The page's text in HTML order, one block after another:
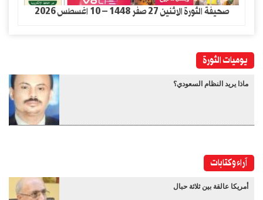
صحيفة الثورة الاثنين 27 صفر 1448 – 10 اغسطس 2026
يوميات الثورة
ماذا يريد النظام السعودي؟
آراء وكتابات
أمريكا عالقة بين ثلاثة حبال